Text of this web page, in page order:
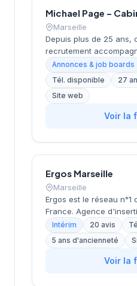
Marseille
Depuis plus de 25 ans,
recrutement
marseillaises dans
spécialisés. Basé
dans le 2e
quartier de la Joliette, il
approche sectorielle
tertiaire et de l'industrie.
Son ancrage territorial
plus de deux
établi du recrutement en
Annonces & job boards
Tél. disponible
27
Site web
Voir la
Ergos Marseille
Marseille
Ergos est le réseau
France. Agence
spécialisée dans
personnes en difficultés
d'emploi longue durée,
jeunes en difficulté,
Intérim 20 avis
5 ans d'ancienneté
Voir la